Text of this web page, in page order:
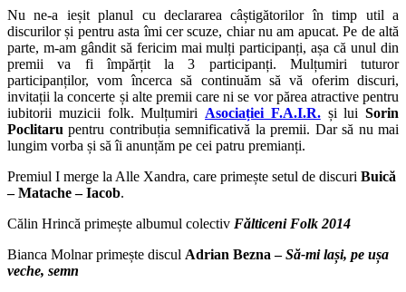
Nu ne-a ieșit planul cu declararea câștigătorilor în timp util a
discurilor și pentru asta îmi cer scuze, chiar nu am apucat. Pe de altă
parte, m-am gândit să fericim mai mulți participanți, așa că unul din
premii va fi împărțit la 3 participanți. Mulțumiri tuturor
participanților, vom încerca să continuăm să vă oferim discuri,
invitații la concerte și alte premii care ni se vor părea atractive pentru
iubitorii muzicii folk. Mulțumiri Asociației F.A.I.R.și lui Sorin
Poclitaru pentru contribuția semnificativă la premii. Dar să nu mai
lungim vorba și să îi anunțăm pe cei patru premianți.
Premiul I merge la Alle Xandra, care primește setul de discuri Buică
– Matache – Iacob.
Călin Hrincă primește albumul colectiv Fălticeni Folk 2014
Bianca Molnar primește discul Adrian Bezna –Să-mi lași, pe ușa
veche, semn